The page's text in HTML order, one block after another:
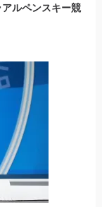
ルペンスキー競